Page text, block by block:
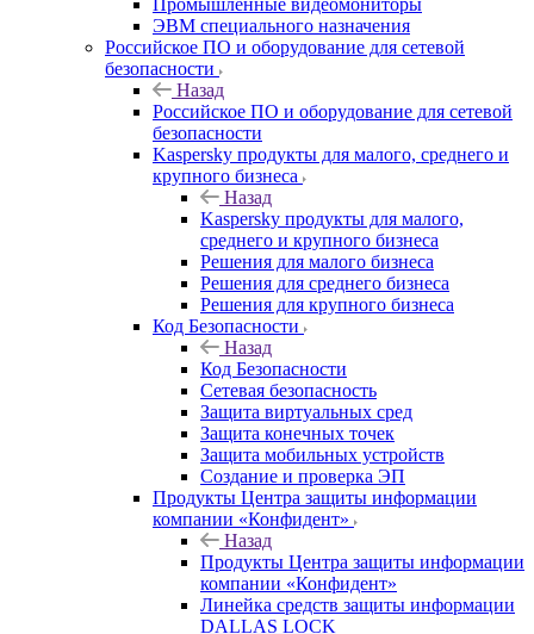
Промышленные видеомониторы
ЭВМ специального назначения
Российское ПО и оборудование для сетевой
безопасности
Назад
Российское ПО и оборудование для сетевой
безопасности
Kaspersky продукты для малого, среднего и
крупного бизнеса
Назад
Kaspersky продукты для малого,
среднего и крупного бизнеса
Решения для малого бизнеса
Решения для среднего бизнеса
Решения для крупного бизнеса
Код Безопасности
Назад
Код Безопасности
Сетевая безопасность
Защита виртуальных сред
Защита конечных точек
Защита мобильных устройств
Создание и проверка ЭП
Продукты Центра защиты информации
компании «Конфидент»
Назад
Продукты Центра защиты информации
компании «Конфидент»
Линейка средств защиты информации
DALLAS LOCK